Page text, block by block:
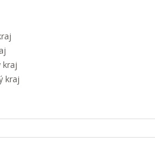
kraj
kraj